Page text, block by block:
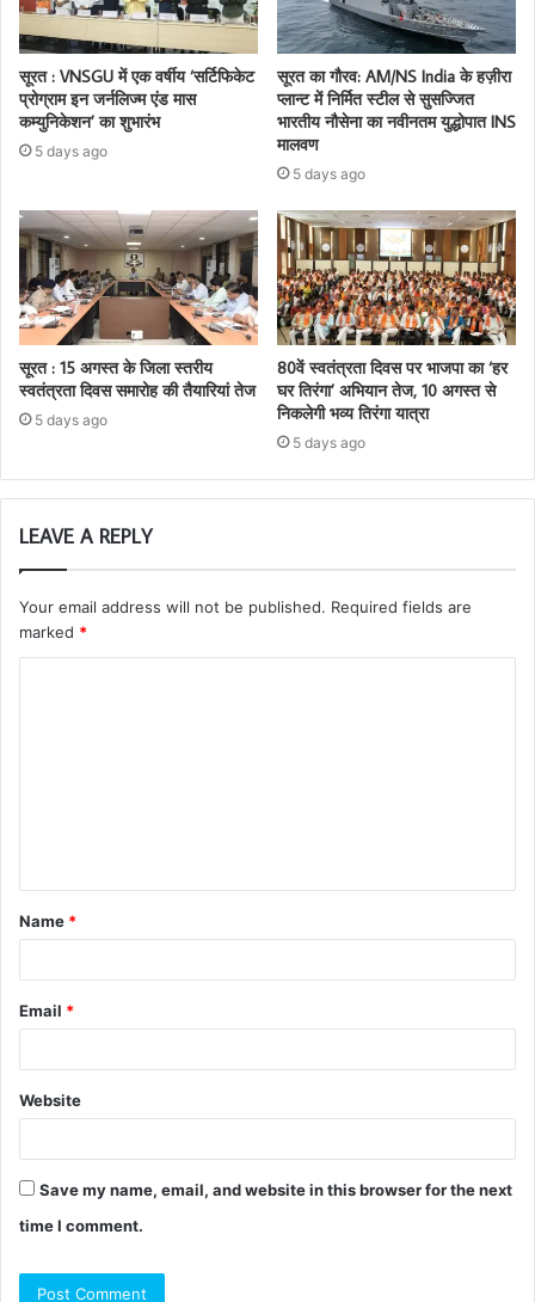
सूरत : VNSGU में एक वर्षीय ‘सर्टिफिकेट
प्रोग्राम इन जर्नलिज्म एंड मास
कम्युनिकेशन’ का शुभारंभ
5 days ago
सूरत का गौरव: AM/NS India के हज़ीरा
प्लान्ट में निर्मित स्टील से सुसज्जित
भारतीय नौसेना का नवीनतम युद्धोपात INS
मालवण
5 days ago
सूरत : 15 अगस्त के जिला स्तरीय
स्वतंत्रता दिवस समारोह की तैयारियां तेज
5 days ago
80वें स्वतंत्रता दिवस पर भाजपा का ‘हर
घर तिरंगा’ अभियान तेज, 10 अगस्त से
निकलेगी भव्य तिरंगा यात्रा
5 days ago
LEAVE A REPLY
Your email address will not be published. Required fields are
marked *
Name *
Email *
Website
Save my name, email, and website in this browser for the next
time I comment.